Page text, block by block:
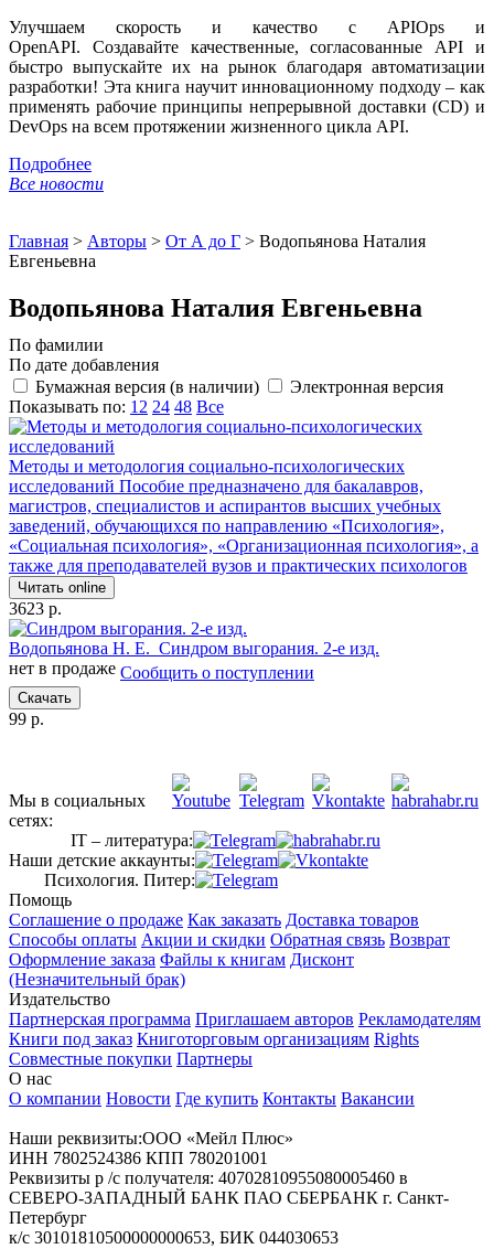
Улучшаем скорость и качество с APIOps и
OpenAPI. Создавайте качественные, согласованные API и
быстро выпускайте их на рынок благодаря автоматизации
разработки! Эта книга научит инновационному подходу – как
применять рабочие принципы непрерывной доставки (CD) и
DevOps на всем протяжении жизненного цикла API.
Подробнее
Все новости
Главная > Авторы > От А до Г > Водопьянова Наталия
Евгеньевна
Водопьянова Наталия Евгеньевна
По фамилии
По дате добавления
Бумажная версия (в наличии)
Электронная версия
Показывать по: 12 24 48 Все
Методы и методология социально-психологических
исследований Пособие предназначено для бакалавров,
магистров, специалистов и аспирантов высших учебных
заведений, обучающихся по направлению «Психология»,
«Социальная психология», «Организационная психология», а
также для преподавателей вузов и практических психологов
Читать online
3623 р.
Водопьянова Н. Е. Синдром выгорания. 2-е изд.
нет в продаже Сообщить о поступлении
Скачать
99 р.
Мы в социальных
сетях:
IT – литература:
Наши детские аккаунты:
Психология. Питер:
Помощь
Соглашение о продаже Как заказать Доставка товаров
Способы оплаты Акции и скидки Обратная связь Возврат
Оформление заказа Файлы к книгам Дисконт
(Незначительный брак)
Издательство
Партнерская программа Приглашаем авторов Рекламодателям
Книги под заказ Книготорговым организациям Rights
Совместные покупки Партнеры
О нас
О компании Новости Где купить Контакты Вакансии
Наши реквизиты:ООО «Мейл Плюс»
ИНН 7802524386 КПП 780201001
Реквизиты р /с получателя: 40702810955080005460 в
СЕВЕРО-ЗАПАДНЫЙ БАНК ПАО СБЕРБАНК г. Санкт-
Петербург
к/с 30101810500000000653, БИК 044030653